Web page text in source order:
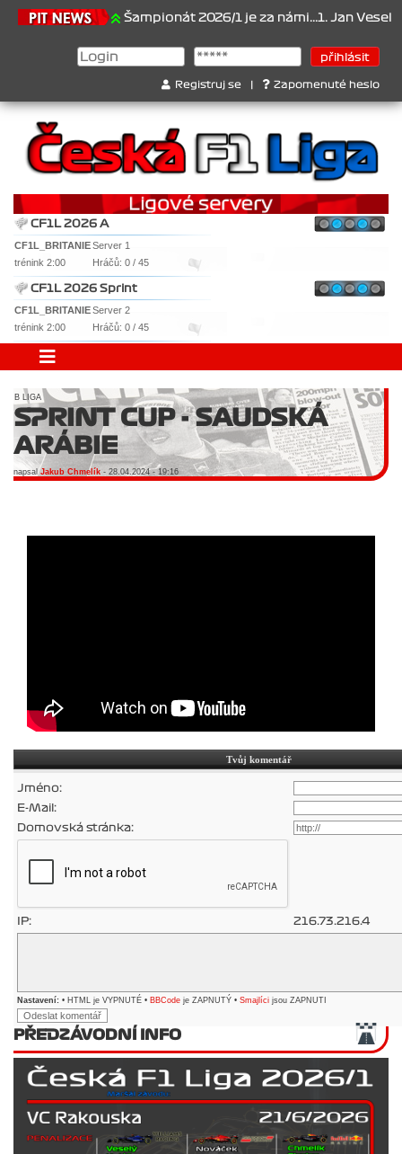
Šampionát 2026/1 je za námi...1. Jan Veselý , 2. Jan
Registruj se Zapomenuté heslo
CF1L 2026 A
CF1L_BRITANIEServer 1
trénink 2:00
Hráčů: 0 / 45
CF1L 2026 Sprint
CF1L_BRITANIEServer 2
trénink 2:00
Hráčů: 0 / 45
B LIGA
SPRINT CUP - SAUDSKÁ
ARÁBIE
napsalJakub Chmelík - 28.04.2024 - 19:16
Tvůj komentář
Jméno:
E-Mail:
Domovská stránka:
IP: 216.73.216.4
Nastavení: • HTML je VYPNUTÉ • BBCode je ZAPNUTÝ • Smajlíci jsou ZAPNUTI
PŘEDZÁVODNÍ INFO